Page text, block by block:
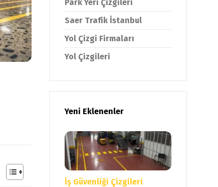
Park Yeri Çizgileri
Saer Trafik İstanbul
Yol Çizgi Firmaları
Yol Çizgileri
Yeni Eklenenler
İş Güvenliği Çizgileri